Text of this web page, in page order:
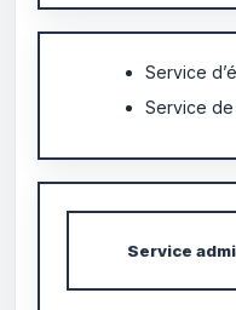
Service
Service de
Service